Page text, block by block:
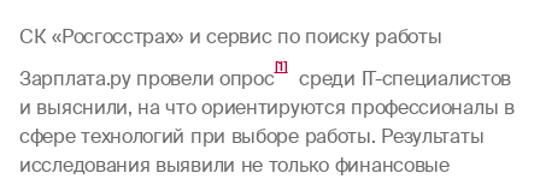
СК «Росгосстрах» и сервис по поиску работы
Зарплата.ру провели опрос[1]
среди IT-специалистов
и выяснили, на что ориентируются профессионалы в
сфере технологий при выборе работы. Результаты
исследования выявили не только финансовые